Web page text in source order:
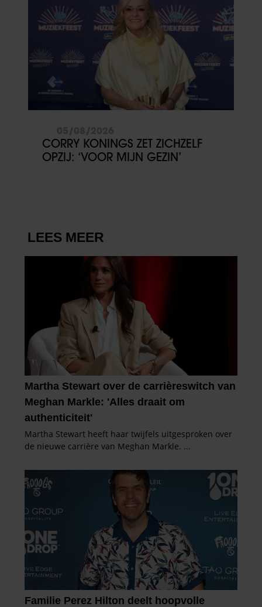
partners kunnen deze gegevens combineren met andere
informatie die u aan ze heeft verstrekt of die ze hebben
verzameld op basis van uw gebruik van hun services. U
gaat akkoord met onze cookies als u onze website blijft
CORRY KONINGS ZET ZICHZELF
OPZIJ: ‘VOOR MIJN GEZIN’